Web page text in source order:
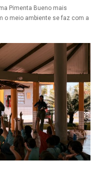
Pimenta Bueno mais
o meio ambiente se faz com a